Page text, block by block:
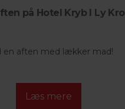
på Hotel Kryb I Ly Kro
en aften med lækker mad!
Læs mere